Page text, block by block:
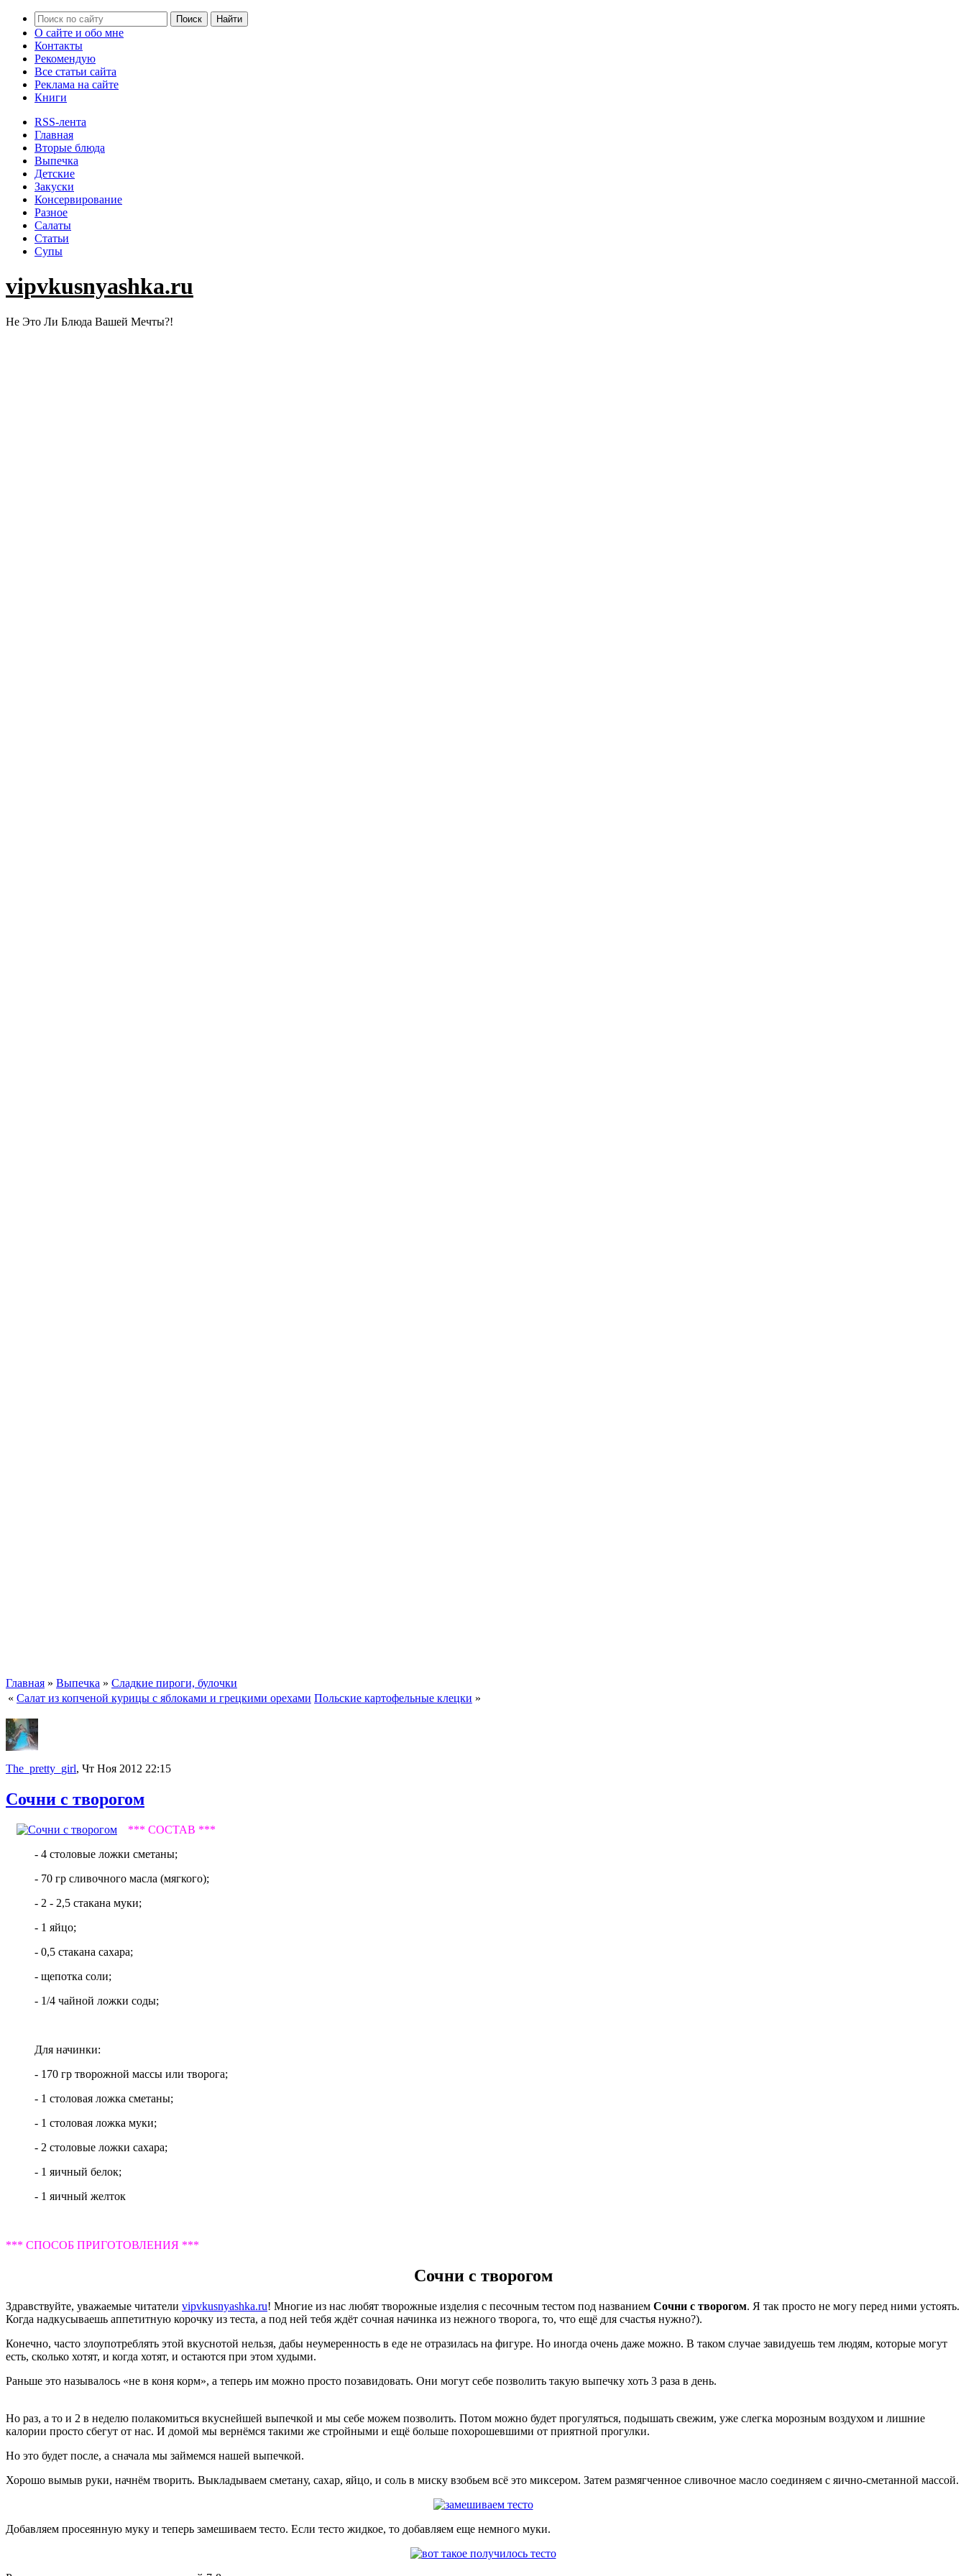
О сайте и обо мне
Контакты
Рекомендую
Все статьи сайта
Реклама на сайте
Книги
RSS-лента
Главная
Вторые блюда
Выпечка
Детские
Закуски
Консервирование
Разное
Салаты
Статьи
Супы
vipvkusnyashka.ru
Не Это Ли Блюда Вашей Мечты?!
Главная » Выпечка » Сладкие пироги, булочки
« Салат из копченой курицы с яблоками и грецкими орехами Польские картофельные клецки »
The_pretty_girl, Чт Ноя 2012 22:15
Сочни с творогом
*** СОСТАВ ***
- 4 столовые ложки сметаны;
- 70 гр сливочного масла (мягкого);
- 2 - 2,5 стакана муки;
- 1 яйцо;
- 0,5 стакана сахара;
- щепотка соли;
- 1/4 чайной ложки соды;
Для начинки:
- 170 гр творожной массы или творога;
- 1 столовая ложка сметаны;
- 1 столовая ложка муки;
- 2 столовые ложки сахара;
- 1 яичный белок;
- 1 яичный желток
*** СПОСОБ ПРИГОТОВЛЕНИЯ ***
Сочни с творогом
Здравствуйте, уважаемые читатели vipvkusnyashka.ru! Многие из нас любят творожные изделия с песочным тестом под названием Сочни с творогом. Я так просто не могу перед ними устоять.
Когда надкусываешь аппетитную корочку из теста, а под ней тебя ждёт сочная начинка из нежного творога, то, что ещё для счастья нужно?).
Конечно, часто злоупотреблять этой вкуснотой нельзя, дабы неумеренность в еде не отразилась на фигуре. Но иногда очень даже можно. В таком случае завидуешь тем людям, которые могут
есть, сколько хотят, и когда хотят, и остаются при этом худыми.
Раньше это называлось «не в коня корм», а теперь им можно просто позавидовать. Они могут себе позволить такую выпечку хоть 3 раза в день.
Но раз, а то и 2 в неделю полакомиться вкуснейшей выпечкой и мы себе можем позволить. Потом можно будет прогуляться, подышать свежим, уже слегка морозным воздухом и лишние
калории просто сбегут от нас. И домой мы вернёмся такими же стройными и ещё больше похорошевшими от приятной прогулки.
Но это будет после, а сначала мы займемся нашей выпечкой.
Хорошо вымыв руки, начнём творить. Выкладываем сметану, сахар, яйцо, и соль в миску взобьем всё это миксером. Затем размягченное сливочное масло соединяем с яично-сметанной массой.
Добавляем просеянную муку и теперь замешиваем тесто. Если тесто жидкое, то добавляем еще немного муки.